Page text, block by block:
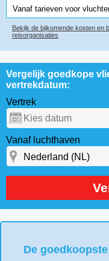
Vanaf tarieven voor
Bekijk de bijkomende kosten en
reisorganisaties
Vergelijk goedkope
vertrekdatum:
Vertrek
Vanaf luchthaven
De